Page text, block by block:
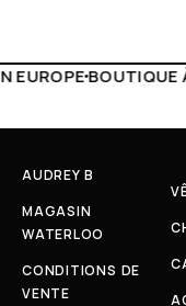
LIVRAISON
AUDREY B
MAGASIN
WATERLOO
CONDITIONS DE
VENTE